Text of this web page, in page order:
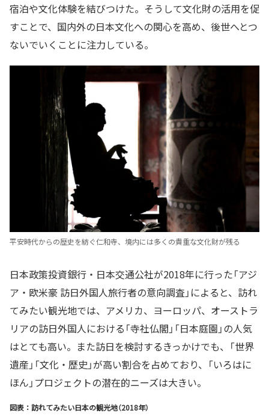
宿泊や文化体験を結びつけた。そうして文化財の活用を促
すことで、国内外の日本文化への関心を高め、後世へとつ
ないでいくことに注力している。
平安時代からの歴史を紡ぐ仁和寺、境内には多くの貴重な文化財が残る
日本政策投資銀行・日本交通公社が2018年に行った「アジ
ア・欧米豪 訪日外国人旅行者の意向調査」によると、訪れ
てみたい観光地では、アメリカ、ヨーロッパ、オーストラ
リアの訪日外国人における「寺社仏閣」「日本庭園」の人気
はとても高い。また訪日を検討するきっかけでも、「世界
遺産」「文化・歴史」が高い割合を占めており、「いろはに
ほん」プロジェクトの潜在的ニーズは大きい。
図表：訪れてみたい日本の観光地（2018年）